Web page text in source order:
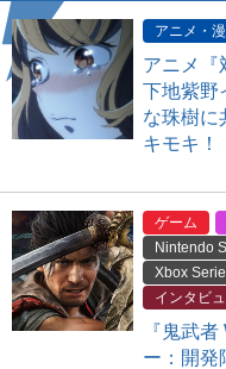
アニメ・
アニメ『
下地紫野
な珠樹に
キモキ！
ゲーム
Nintendo
Xbox
インタビ
『鬼武
ー：開発